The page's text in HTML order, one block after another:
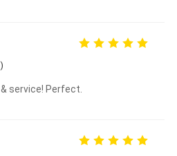
service! Perfect.